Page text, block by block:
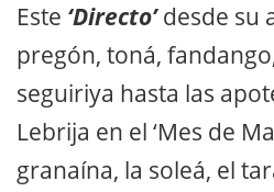
Este ‘Directo’desde su
pregón, toná,
seguiriya hasta las
Lebrija en el ‘Mes de
granaína, la soleá, el